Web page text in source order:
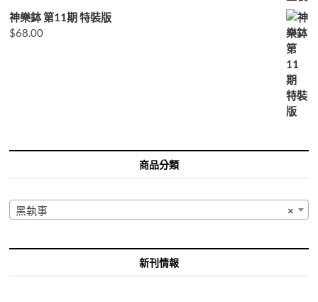
神樂鉢 第11期 特裝版
$68.00
商品分類
×
黑執事
新刊情報